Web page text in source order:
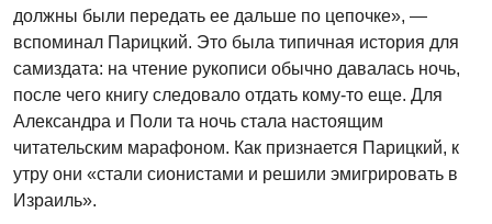
должны были передать ее дальше по цепочке», —
вспоминал Парицкий. Это была типичная история для
самиздата: на чтение рукописи обычно давалась ночь,
после чего книгу следовало отдать кому-то еще. Для
Александра и Поли та ночь стала настоящим
читательским марафоном. Как признается Парицкий, к
утру они «стали сионистами и решили эмигрировать в
Израиль».